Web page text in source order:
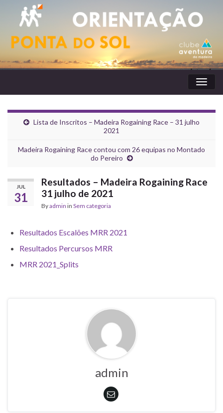
Lista de Inscritos – Madeira Rogaining Race – 31 julho
2021
Madeira Rogaining Race contou com 26 equipas no Montado
do Pereiro
JUL
31
Resultados – Madeira Rogaining Race
31 julho de 2021
Byadmin in Sem categoria
Resultados Escalões MRR 2021
Resultados Percursos MRR
MRR 2021_Splits
admin